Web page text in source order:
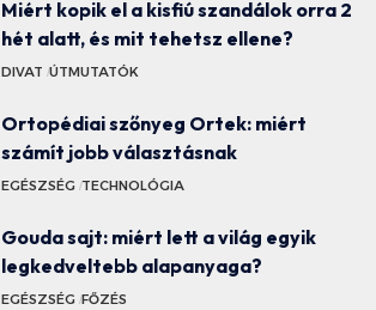
Miért kopik el a kisfiú szandálok orra 2
hét alatt, és mit tehetsz ellene?
DIVAT ÚTMUTATÓK
Ortopédiai szőnyeg Ortek: miért
számít jobb választásnak
EGÉSZSÉG TECHNOLÓGIA
Gouda sajt: miért lett a világ egyik
legkedveltebb alapanyaga?
EGÉSZSÉG FŐZÉS